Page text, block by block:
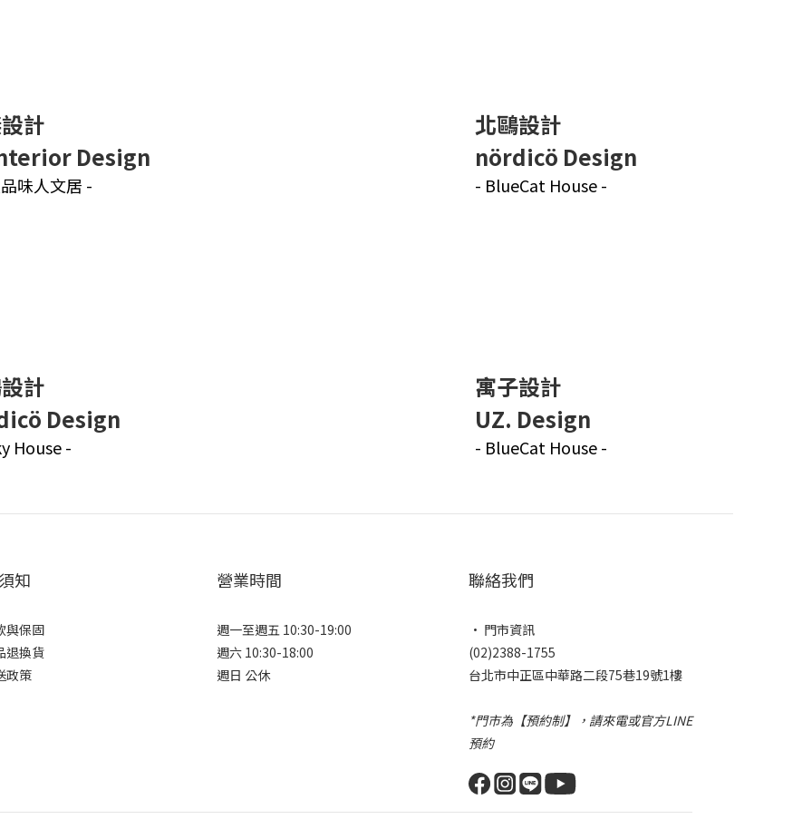
計
Design
味人文居 -
北鷗設計
nördicö Design
- BlueCat House -
計
Design
House -
寓子設計
UZ. Design
- BlueCat House -
知
與保固
退換貨
政策
營業時間
週一至週五 10:30-19:00
週六 10:30-18:00
週日 公休
聯絡我們
• 門市資訊
(02)2388-1755
台北市中正區中華路二段75巷19號1樓
*門市為【預約制】，請來電或官方LINE
預約